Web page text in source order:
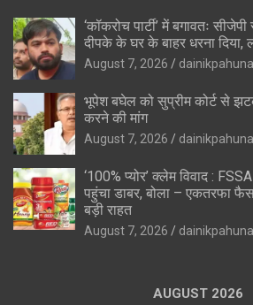
‘कॉकरोच पार्टी’ में बगावतः
दीपके के घर के बाहर धरना दिया,
August 7, 2026 dainikpahuna
भूपेश बघेल को सुप्रीम कोर्ट से
करने की मांग
August 7, 2026 dainikpahuna
‘100% प्योर’ क्लेम विवाद :
पहुंचा डाबर, बोला – एकतरफा
बड़ी राहत
August 7, 2026 dainikpahuna
AUGUST 2026